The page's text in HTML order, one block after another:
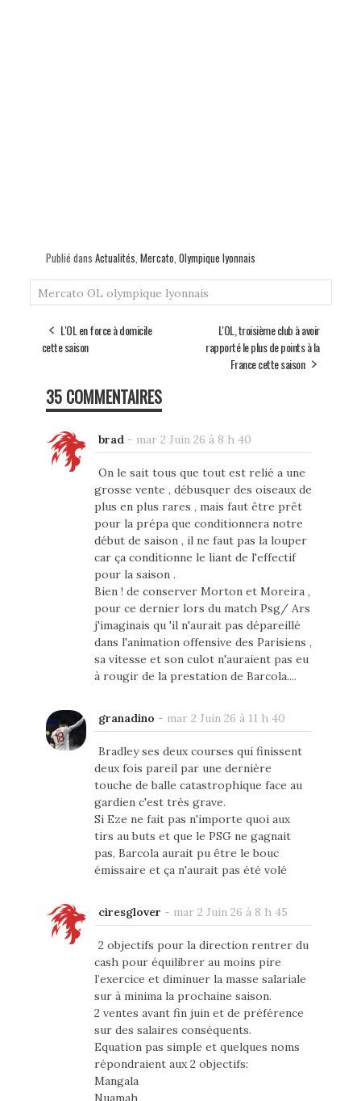
Publié dans Actualités, Mercato, Olympique lyonnais
Mercato OL olympique lyonnais
L'OL en force à domicile
cette saison
L'OL, troisième club à avoir
rapporté le plus de points à la
France cette saison
35 COMMENTAIRES
brad- mar 2 Juin 26 à 8 h 40
On le sait tous que tout est relié a une
grosse vente , débusquer des oiseaux de
plus en plus rares , mais faut être prêt
pour la prépa que conditionnera notre
début de saison , il ne faut pas la louper
car ça conditionne le liant de l'effectif
pour la saison .
Bien ! de conserver Morton et Moreira ,
pour ce dernier lors du match Psg/ Ars
j'imaginais qu 'il n'aurait pas dépareillé
dans l'animation offensive des Parisiens ,
sa vitesse et son culot n'auraient pas eu
à rougir de la prestation de Barcola....
granadino - mar 2 Juin 26 à 11 h 40
Bradley ses deux courses qui finissent
deux fois pareil par une dernière
touche de balle catastrophique face au
gardien c'est très grave.
Si Eze ne fait pas n'importe quoi aux
tirs au buts et que le PSG ne gagnait
pas, Barcola aurait pu être le bouc
émissaire et ça n'aurait pas été volé
ciresglover - mar 2 Juin 26 à 8 h 45
2 objectifs pour la direction rentrer du
cash pour équilibrer au moins pire
l’exercice et diminuer la masse salariale
sur à minima la prochaine saison.
2 ventes avant fin juin et de préférence
sur des salaires conséquents.
Equation pas simple et quelques noms
répondraient aux 2 objectifs:
Mangala
Nuamah